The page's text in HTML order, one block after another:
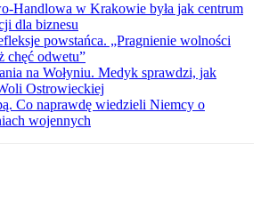
Handlowa w Krakowie była jak centrum
dla biznesu
powstańca. „Pragnienie wolności
chęć odwetu”
na Wołyniu. Medyk sprawdzi, jak
Ostrowieckiej
Co naprawdę wiedzieli Niemcy o
wojennych